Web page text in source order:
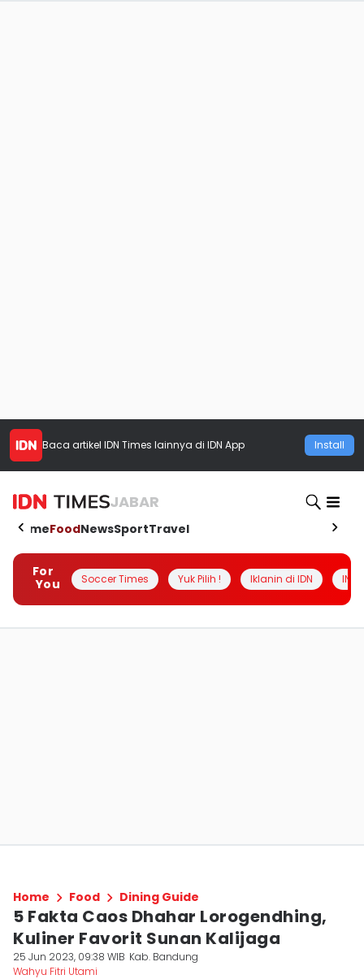
Baca artikel IDN Times lainnya di IDN App Install
JABAR
HomeFoodNewsSportTravel
For
You
Soccer Times Yuk Pilih ! Iklanin di IDN
Home Food Dining Guide
5 Fakta Caos Dhahar Lorogendhing,
Kuliner Favorit Sunan Kalijaga
25 Jun 2023, 09:38 WIB Kab. Bandung
Wahyu Fitri Utami